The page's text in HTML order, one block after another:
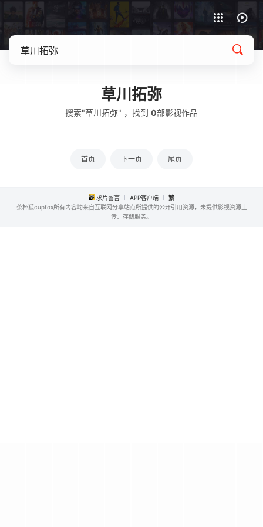
草川拓弥
搜索"草川拓弥" ，找到 0部影视作品
首页 下一页 尾页
求片留言 APP客户端
繁
茶杯狐cupfox所有内容均来自互联网分享站点所提供的公开引用资源，未提供影视资源上
传、存储服务。